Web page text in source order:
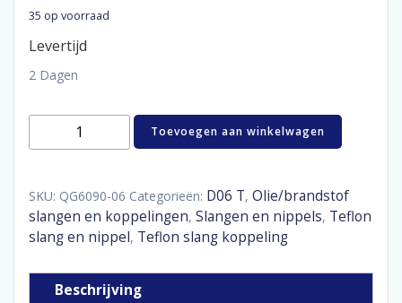
35 op voorraad
Levertijd
2 Dagen
Hose
D06
aantal
Toevoegen aan winkelwagen
SKU: QG6090-06 Categorieën: D06 T, Olie/brandstof
slangen en koppelingen, Slangen en nippels, Teflon
slang en nippel, Teflon slang koppeling
Beschrijving